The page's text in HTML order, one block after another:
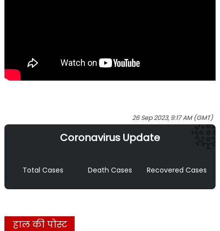
26 Sep 2023, 9:17 AM (GMT)
Coronavirus Update
Total Cases Death Cases Recovered Cases
हाल की पोस्ट